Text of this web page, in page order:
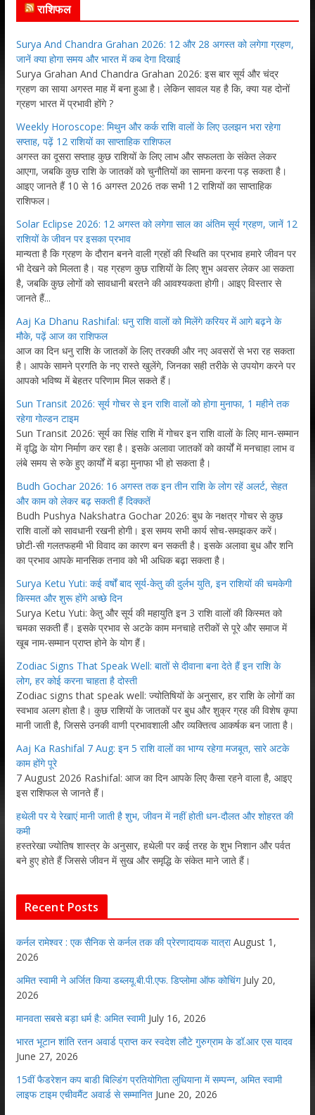
राशिफल
Surya And Chandra Grahan 2026: 12 और 28 अगस्त को लगेगा ग्रहण,
जानें क्या होगा समय और भारत में कब देगा दिखाई
Surya Grahan And Chandra Grahan 2026: इस बार सूर्य और चंद्र
ग्रहण का साया अगस्त माह में बना हुआ है। लेकिन सावल यह है कि, क्या यह दोनों
ग्रहण भारत में प्रभावी होंगे ?
Weekly Horoscope: मिथुन और कर्क राशि वालों के लिए उलझन भरा रहेगा
सप्ताह, पढ़ें 12 राशियों का साप्ताहिक राशिफल
अगस्त का दूसरा सप्ताह कुछ राशियों के लिए लाभ और सफलता के संकेत लेकर
आएगा, जबकि कुछ राशि के जातकों को चुनौतियों का सामना करना पड़ सकता है।
आइए जानते हैं 10 से 16 अगस्त 2026 तक सभी 12 राशियों का साप्ताहिक
राशिफल।
Solar Eclipse 2026: 12 अगस्त को लगेगा साल का अंतिम सूर्य ग्रहण, जानें 12
राशियों के जीवन पर इसका प्रभाव
मान्यता है कि ग्रहण के दौरान बनने वाली ग्रहों की स्थिति का प्रभाव हमारे जीवन पर
भी देखने को मिलता है। यह ग्रहण कुछ राशियों के लिए शुभ अवसर लेकर आ सकता
है, जबकि कुछ लोगों को सावधानी बरतने की आवश्यकता होगी। आइए विस्तार से
जानते हैं...
Aaj Ka Dhanu Rashifal: धनु राशि वालों को मिलेंगे करियर में आगे बढ़ने के
मौके, पढ़ें आज का राशिफल
आज का दिन धनु राशि के जातकों के लिए तरक्की और नए अवसरों से भरा रह सकता
है। आपके सामने प्रगति के नए रास्ते खुलेंगे, जिनका सही तरीके से उपयोग करने पर
आपको भविष्य में बेहतर परिणाम मिल सकते हैं।
Sun Transit 2026: सूर्य गोचर से इन राशि वालों को होगा मुनाफा, 1 महीने तक
रहेगा गोल्डन टाइम
Sun Transit 2026: सूर्य का सिंह राशि में गोचर इन राशि वालों के लिए मान-सम्मान
में वृद्धि के योग निर्माण कर रहा है। इसके अलावा जातकों को कार्यों में मनचाहा लाभ व
लंबे समय से रुके हुए कार्यों में बड़ा मुनाफा भी हो सकता है।
Budh Gochar 2026: 16 अगस्त तक इन तीन राशि के लोग रहें अलर्ट, सेहत
और काम को लेकर बढ़ सकती हैं दिक्कतें
Budh Pushya Nakshatra Gochar 2026: बुध के नक्षत्र गोचर से कुछ
राशि वालों को सावधानी रखनी होगी। इस समय सभी कार्य सोच-समझकर करें।
छोटी-सी गलतफहमी भी विवाद का कारण बन सकती है। इसके अलावा बुध और शनि
का प्रभाव आपके मानसिक तनाव को भी अधिक बढ़ा सकता है।
Surya Ketu Yuti: कई वर्षों बाद सूर्य-केतु की दुर्लभ युति, इन राशियों की चमकेगी
किस्मत और शुरू होंगे अच्छे दिन
Surya Ketu Yuti: केतु और सूर्य की महायुति इन 3 राशि वालों की किस्मत को
चमका सकती हैं। इसके प्रभाव से अटके काम मनचाहे तरीकों से पूरे और समाज में
खूब नाम-सम्मान प्राप्त होने के योग हैं।
Zodiac Signs That Speak Well: बातों से दीवाना बना देते हैं इन राशि के
लोग, हर कोई करना चाहता है दोस्ती
Zodiac signs that speak well: ज्योतिषियों के अनुसार, हर राशि के लोगों का
स्वभाव अलग होता है। कुछ राशियों के जातकों पर बुध और शुक्र ग्रह की विशेष कृपा
मानी जाती है, जिससे उनकी वाणी प्रभावशाली और व्यक्तित्व आकर्षक बन जाता है।
Aaj Ka Rashifal 7 Aug: इन 5 राशि वालों का भाग्य रहेगा मजबूत, सारे अटके
काम होंगे पूरे
7 August 2026 Rashifal: आज का दिन आपके लिए कैसा रहने वाला है, आइए
इस राशिफल से जानते हैं।
हथेली पर ये रेखाएं मानी जाती है शुभ, जीवन में नहीं होती धन-दौलत और शोहरत की
कमी
हस्तरेखा ज्योतिष शास्त्र के अनुसार, हथेली पर कई तरह के शुभ निशान और पर्वत
बने हुए होते हैं जिससे जीवन में सुख और समृद्धि के संकेत माने जाते हैं।
Recent Posts
कर्नल रामेश्वर : एक सैनिक से कर्नल तक की प्रेरणादायक यात्रा August 1,
2026
अमित स्वामी ने अर्जित किया डब्लयू.बी.पी.एफ. डिप्लोमा ऑफ कोचिंग July 20,
2026
मानवता सबसे बड़ा धर्म है: अमित स्वामी July 16, 2026
भारत भूटान शांति रतन अवार्ड प्राप्त कर स्वदेश लौटे गुरुग्राम के डॉ.आर एस यादव
June 27, 2026
15वीं फैडरेशन कप बाडी बिल्डिंग प्रतियोगिता लुधियाना में सम्पन्न, अमित स्वामी
लाइफ टाइम एचीवमैंट अवार्ड से सम्मानित June 20, 2026